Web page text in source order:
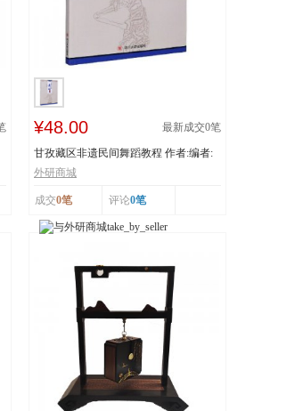
¥48.00 最新成交0笔
甘孜藏区非遗民间舞蹈教程 作者:编者:
白渝|责编:蒋...
外研商城
成交0笔 评论0笔